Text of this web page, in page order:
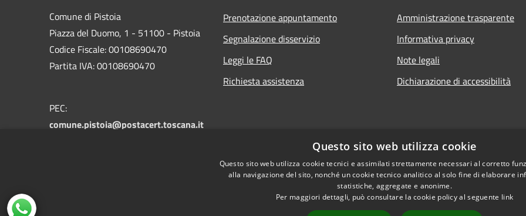
Comune di Pistoia
Piazza del Duomo, 1 - 51100 - Pistoia
Codice Fiscale: 00108690470
Partita IVA: 00108690470
PEC:
comune.pistoia@postacert.toscana.it
Prenotazione appuntamento
Segnalazione disservizio
Leggi le FAQ
Richiesta assistenza
Amministrazione trasparente
Informativa privacy
Note legali
Dichiarazione di accessibilità
Questo sito web utilizza cookie
Questo sito web utilizza cookie tecnici e assimilati strettamente necessari al corretto
alla navigazione del sito, nonché un cookie tecnico analitico al solo fine di elaborare
statistiche, aggregate e anonime.
Per maggiori dettagli, può consultare la cookie policy al seguente link